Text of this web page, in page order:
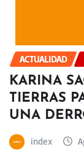
ACTUALIDAD
KARINA
TIERRAS
UNA
index